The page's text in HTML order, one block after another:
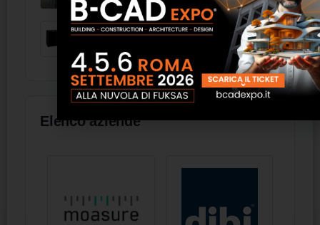
Frigobar per albergo M27
Elenco aziende